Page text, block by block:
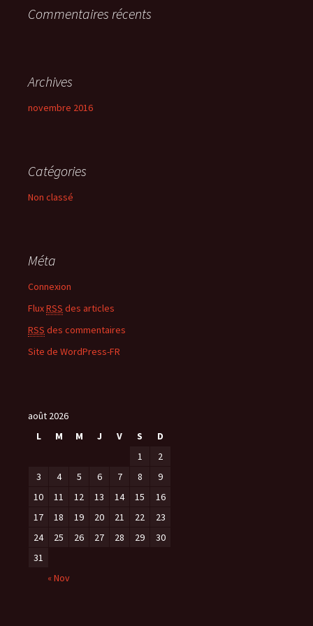
:Commentaires récents
Archives
novembre 2016
Catégories
Non classé
Méta
Connexion
FluxRSS des articles
RSS des commentaires
Site de WordPress-FR
août 2026
L
M M J V S D
« Nov
1
2
3
4 5 6 7 8
9
10
11 12 13 14 15
16
17
18 19 20 21 22
23
24
25 26 27 28 29
30
31